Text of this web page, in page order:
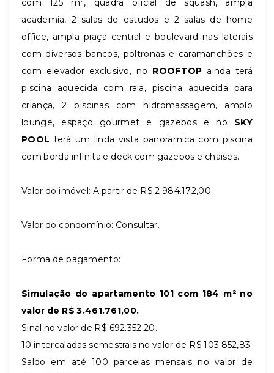
com 125 m², quadra oficial de squash, ampla
academia, 2 salas de estudos e 2 salas de home
office, ampla praça central e boulevard nas laterais
com diversos bancos, poltronas e caramanchões e
com elevador exclusivo, no ROOFTOP ainda terá
piscina aquecida com raia, piscina aquecida para
criança, 2 piscinas com hidromassagem, amplo
lounge, espaço gourmet e gazebos e no SKY
POOL terá um linda vista panorâmica com piscina
com borda infinita e deck com gazebos e chaises.
Valor do imóvel: A partir de R$ 2.984.172,00.
Valor do condomínio: Consultar.
Forma de pagamento:
Simulação do apartamento 101 com 184 m² no
valor de R$ 3.461.761,00.
Sinal no valor de R$ 692.352,20.
10 intercaladas semestrais no valor de R$ 103.852,83.
Saldo em até 100 parcelas mensais no valor de